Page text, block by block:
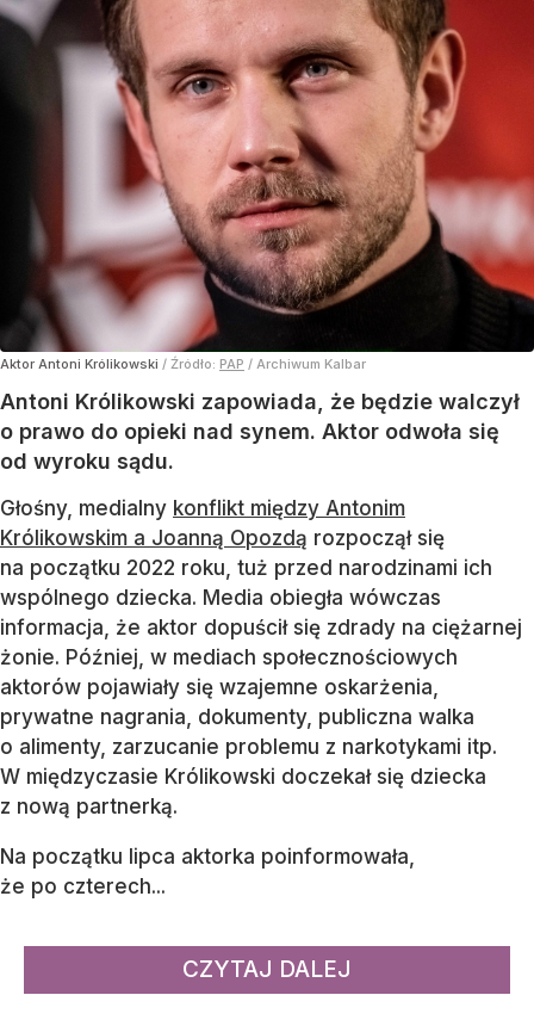
Aktor Antoni Królikowski / Źródło: PAP / Archiwum Kalbar
Antoni Królikowski zapowiada, że będzie walczył
o prawo do opieki nad synem. Aktor odwoła się
od wyroku sądu.
Głośny, medialny konflikt między Antonim
Królikowskim a Joanną Opozdą rozpoczął się
na początku 2022 roku, tuż przed narodzinami ich
wspólnego dziecka. Media obiegła wówczas
informacja, że aktor dopuścił się zdrady na ciężarnej
żonie. Później, w mediach społecznościowych
aktorów pojawiały się wzajemne oskarżenia,
prywatne nagrania, dokumenty, publiczna walka
o alimenty, zarzucanie problemu z narkotykami itp.
W międzyczasie Królikowski doczekał się dziecka
z nową partnerką.
Na początku lipca aktorka poinformowała,
że po czterech...
CZYTAJ DALEJ